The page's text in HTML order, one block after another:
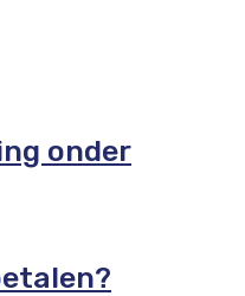
onder